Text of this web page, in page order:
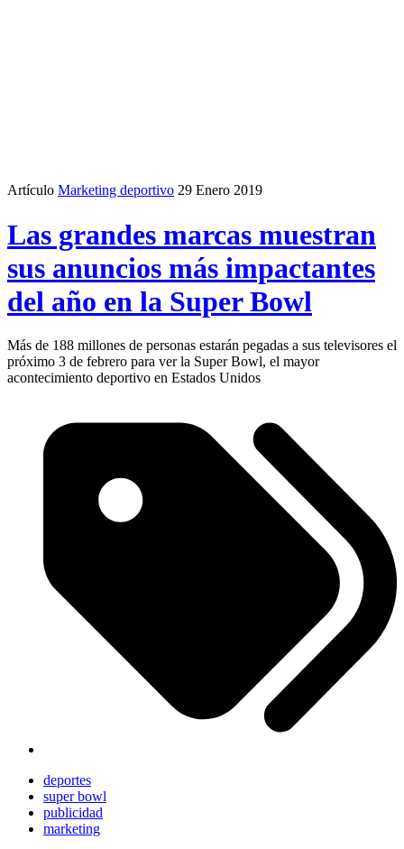
Artículo Marketing deportivo 29 Enero 2019
Las grandes marcas muestran
sus anuncios más impactantes
del año en la Super Bowl
Más de 188 millones de personas estarán pegadas a sus televisores el
próximo 3 de febrero para ver la Super Bowl, el mayor
acontecimiento deportivo en Estados Unidos
deportes
super bowl
publicidad
marketing